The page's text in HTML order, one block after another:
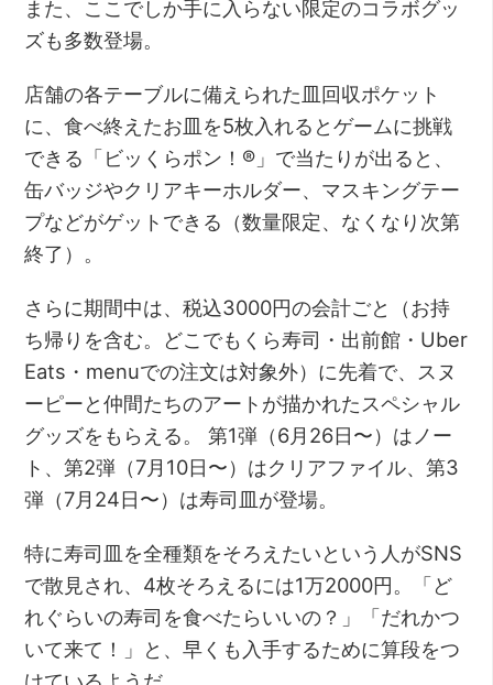
また、ここでしか手に入らない限定のコラボグッ
ズも多数登場。
店舗の各テーブルに備えられた皿回収ポケット
に、食べ終えたお皿を5枚入れるとゲームに挑戦
できる「ビッくらポン！®」で当たりが出ると、
缶バッジやクリアキーホルダー、マスキングテー
プなどがゲットできる（数量限定、なくなり次第
終了）。
さらに期間中は、税込3000円の会計ごと（お持
ち帰りを含む。どこでもくら寿司・出前館・Uber
Eats・menuでの注文は対象外）に先着で、スヌ
ーピーと仲間たちのアートが描かれたスペシャル
グッズをもらえる。 第1弾（6月26日〜）はノー
ト、第2弾（7月10日〜）はクリアファイル、第3
弾（7月24日〜）は寿司皿が登場。
特に寿司皿を全種類をそろえたいという人がSNS
で散見され、4枚そろえるには1万2000円。「ど
れぐらいの寿司を食べたらいいの？」「だれかつ
いて来て！」と、早くも入手するために算段をつ